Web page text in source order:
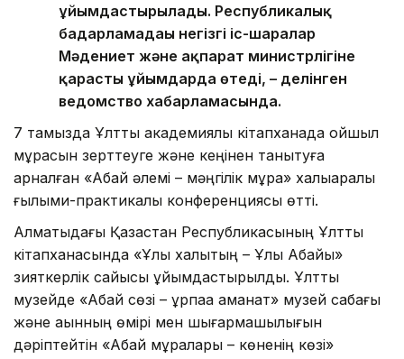
ұйымдастырылады. Республикалық
бағдарламадағы негізгі іс-шаралар
Мәдениет және ақпарат министрлігіне
қарасты ұйымдарда өтеді, – делінген
ведомство хабарламасында.
7 тамызда Ұлттық академиялық кітапханада ойшыл
мұрасын зерттеуге және кеңінен танытуға
арналған «Абай әлемі – мәңгілік мұра» халықаралық
ғылыми-практикалық конференциясы өтті.
Алматыдағы Қазақстан Республикасының Ұлттық
кітапханасында «Ұлы халықтың – Ұлы Абайы»
зияткерлік сайысы ұйымдастырылды. Ұлттық
музейде «Абай сөзі – ұрпаққа аманат» музей сабағы
және ақынның өмірі мен шығармашылығын
дәріптейтін «Абай мұралары – көненің көзі»